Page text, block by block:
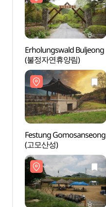
Erholungswald Buljeong
(불정자연휴양림)
Festung Gomosanseong
(고모산성)